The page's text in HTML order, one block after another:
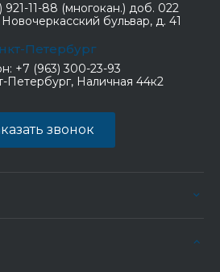
921-11-88 (многокан.) доб. 022
бульвар, д. 41
Петербург
+7 (963) 300-23-93
Петербург, Наличная 44к2
звонок